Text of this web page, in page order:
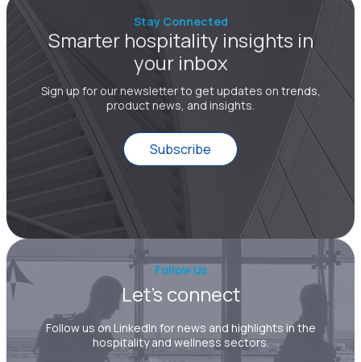
Stay Connected
Smarter hospitality insights in
your inbox
Sign up for our newsletter to get updates on trends,
product news, and insights.
Subscribe
Follow Us
Let’s connect
Follow us on LinkedIn for news and highlights in the
hospitality and wellness sectors.